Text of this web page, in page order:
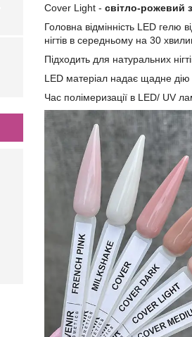
Cover Light - світло-рожевий
Головна відмінність LED гелю
нігтів в середньому на 30
Підходить для натуральних
LED матеріал надає щадне дію
Час полімеризації в LED/ UV